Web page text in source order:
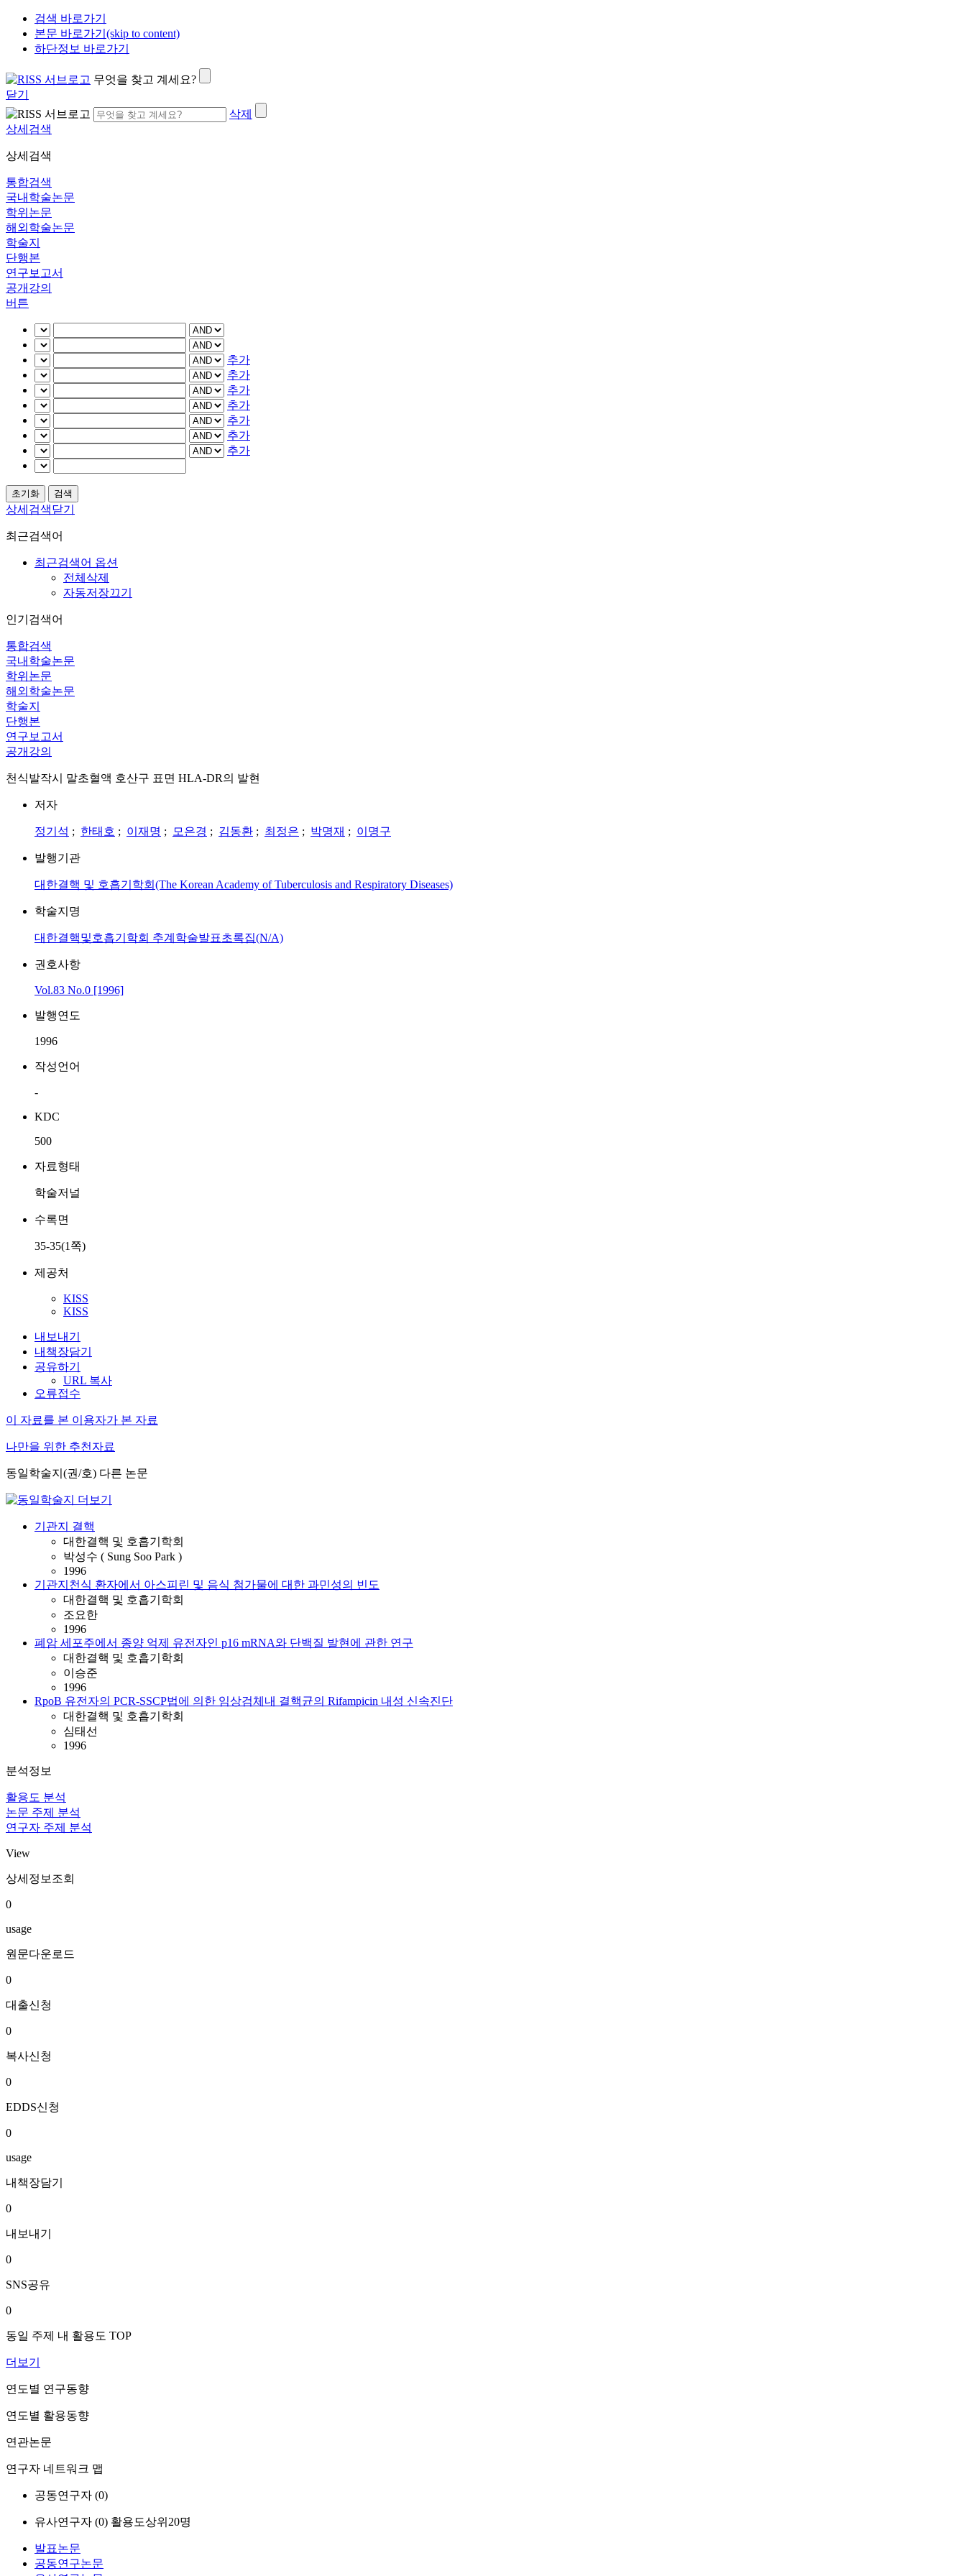
검색 바로가기
본문 바로가기(skip to content)
하단정보 바로가기
무엇을 찾고 계세요?
닫기
삭제
상세검색
상세검색
통합검색
국내학술논문
학위논문
해외학술논문
학술지
단행본
연구보고서
공개강의
버튼
추가
추가
추가
추가
추가
추가
추가
상세검색닫기
최근검색어
최근검색어 옵션
전체삭제
자동저장끄기
인기검색어
통합검색
국내학술논문
학위논문
해외학술논문
학술지
단행본
연구보고서
공개강의
천식발작시 말초혈액 호산구 표면 HLA-DR의 발현
저자
정기석 ; 한태호 ; 이재명 ; 모은경 ; 김동환 ; 최정은 ; 박명재 ; 이명구
발행기관
대한결핵 및 호흡기학회(The Korean Academy of Tuberculosis and Respiratory Diseases)
학술지명
대한결핵및호흡기학회 추계학술발표초록집(N/A)
권호사항
Vol.83 No.0 [1996]
발행연도
1996
작성언어
-
KDC
500
자료형태
학술저널
수록면
35-35(1쪽)
제공처
KISS
KISS
내보내기
내책장담기
공유하기
URL 복사
오류접수
이 자료를 본 이용자가 본 자료
나만을 위한 추천자료
동일학술지(권/호) 다른 논문
기관지 결핵
대한결핵 및 호흡기학회
박성수 ( Sung Soo Park )
1996
기관지천식 환자에서 아스피린 및 음식 첨가물에 대한 과민성의 빈도
대한결핵 및 호흡기학회
조요한
1996
폐암 세포주에서 종양 억제 유전자인 p16 mRNA와 단백질 발현에 관한 연구
대한결핵 및 호흡기학회
이승준
1996
RpoB 유전자의 PCR-SSCP법에 의한 임상검체내 결핵균의 Rifampicin 내성 신속진단
대한결핵 및 호흡기학회
심태선
1996
분석정보
활용도 분석
논문 주제 분석
연구자 주제 분석
View
상세정보조회
0
usage
원문다운로드
0
대출신청
0
복사신청
0
EDDS신청
0
usage
내책장담기
0
내보내기
0
SNS공유
0
동일 주제 내 활용도 TOP
더보기
연도별 연구동향
연도별 활용동향
연관논문
연구자 네트워크 맵
공동연구자 (0)
유사연구자 (0) 활용도상위20명
발표논문
공동연구논문